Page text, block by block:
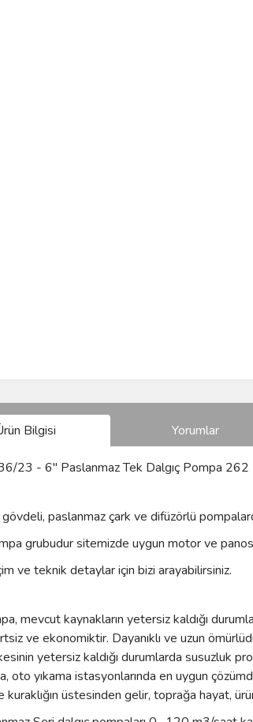
Bilgisi Yorumlar
23 - 6'' Paslanmaz Tek Dalgıç Pompa
paslanmaz çark ve difüzörlü
grubudur sitemizde uygun motor ve
ve teknik detaylar için bizi arayabilirsiniz.
mevcut kaynakların yetersiz kaldığı
ve ekonomiktir. Dayanıklı ve uzun
yetersiz kaldığı durumlarda susuzluk
oto yıkama istasyonlarında en uygun
kuraklığın üstesinden gelir, toprağa hayat,